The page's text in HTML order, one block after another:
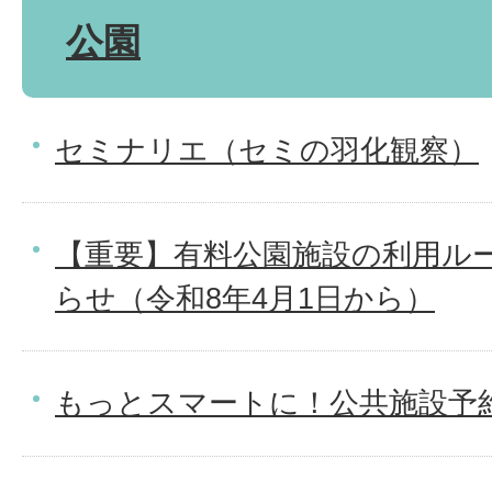
公園
セミナリエ（セミの羽化観察）
【重要】有料公園施設の利用
らせ（令和8年4月1日から）
もっとスマートに！公共施設予